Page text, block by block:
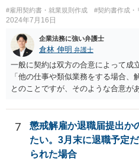
#雇用契約書・就業規則作成 #契約書作成・
2024年7月16日
企業法務に強い弁護士
倉林 伸明 弁護士
一般に契約は双方の合意によって成
「他の仕事や類似業務をする場合
とのことですが、そのような合意が
ったのではないでしょうか。 また
「紙の書面で契約締結を行ってい
る」との報告もあります（「フリ
ブルが発生している取引の45.5%が
束の横行がトラブルを生じやすくし
7
懲戒解雇か退職届提出か
たい。3月末に退職予定
られた場合